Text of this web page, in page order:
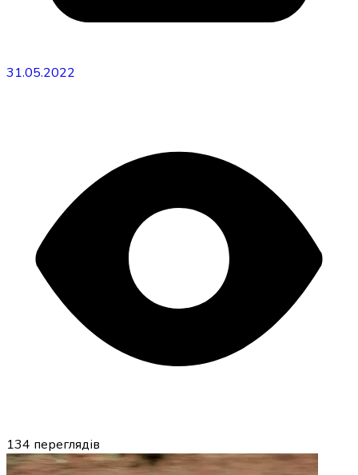
31.05.2022
134 переглядів